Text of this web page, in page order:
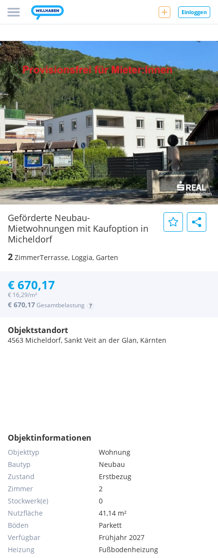
Einloggen
Geförderte Neubau-
Mietwohnungen mit Kaufoption in
Micheldorf
2 ZimmerTerrasse, Loggia, Garten
€ 670,17
€ 16,29/m²
€ 670,17Gesamtbelastung
Objektstandort
4563 Micheldorf, Sankt Veit an der Glan, Kärnten
Objektinformationen
Objekttyp
Wohnung
Bautyp
Neubau
Zustand
Erstbezug
Zimmer
2
Stockwerk(e)
0
Nutzfläche
41,14 m²
Böden
Parkett
Verfügbar
Frühjahr 2027
Heizung
Fußbodenheizung